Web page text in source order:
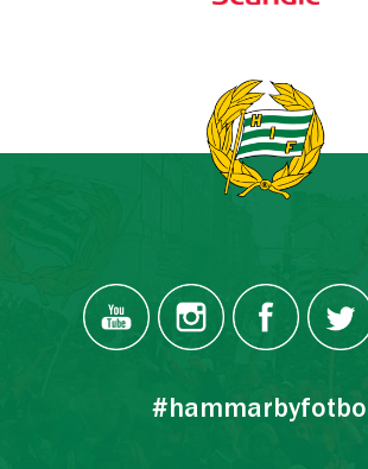
#hammarbyfotboll